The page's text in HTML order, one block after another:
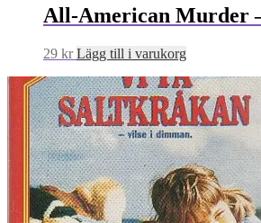
All-American Murder
29 kr Lägg till i varukorg